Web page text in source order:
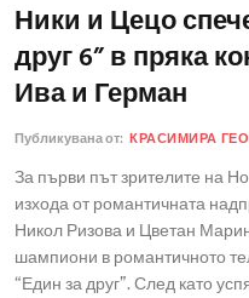
Ники и Цецо
друг 6” в пряка
Ива и Герман
Публикувана от: КРАСИМИРА
За първи път зрителите на
изхода от романтичната
Никол Ризова и Цветан
шампиони в романтичното
“Един за друг”. След като